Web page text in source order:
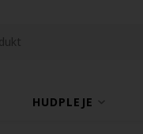
HUDPLEJE